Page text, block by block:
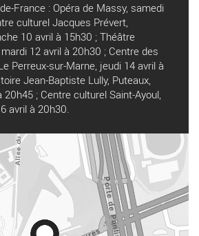
France : Opéra de Massy, samedi
culturel Jacques Prévert,
10 avril à 15h30 ; Théâtre
12 avril à 20h30 ; Centre des
Perreux-sur-Marne, jeudi 14 avril à
Jean-Baptiste Lully, Puteaux,
20h45 ; Centre culturel Saint-Ayoul,
avril à 20h30.